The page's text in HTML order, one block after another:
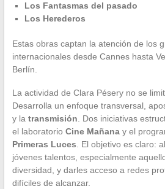
Los Fantasmas del pasado
Los Herederos
Estas obras captan la atención de los
internacionales desde Cannes hasta
Berlín.
La actividad de Clara Pésery no se
Desarrolla un enfoque transversal,
y la transmisión . Dos iniciativas
el laboratorio Cine Mañanay el
Primeras Luces . El objetivo es claro:
jóvenes talentos, especialmente
diversidad, y darles acceso a redes
difíciles de alcanzar.